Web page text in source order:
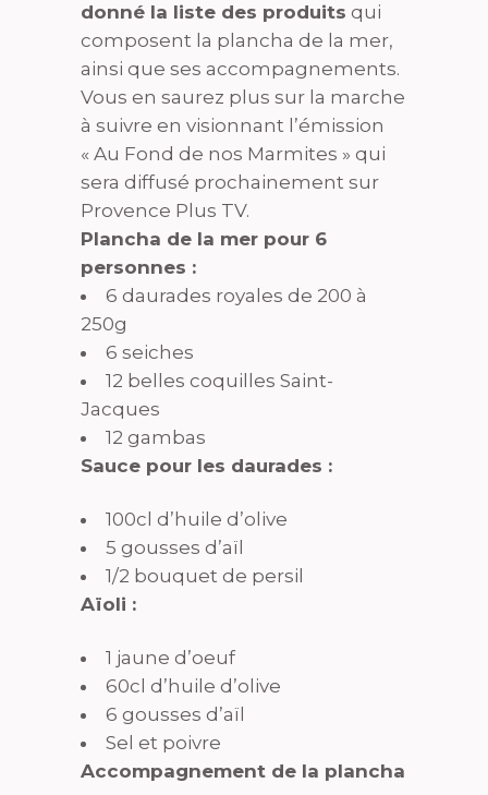
donné la liste des produits qui
composent la plancha de la mer,
ainsi que ses accompagnements.
Vous en saurez plus sur la marche
à suivre en visionnant l’émission
« Au Fond de nos Marmites » qui
sera diffusé prochainement sur
Provence Plus TV.
Plancha de la mer pour 6
personnes :
6 daurades royales de 200 à
250g
6 seiches
12 belles coquilles Saint-
Jacques
12 gambas
Sauce pour les daurades :
100cl d’huile d’olive
5 gousses d’aïl
1/2 bouquet de persil
Aïoli :
1 jaune d’oeuf
60cl d’huile d’olive
6 gousses d’aïl
Sel et poivre
Accompagnement de la plancha